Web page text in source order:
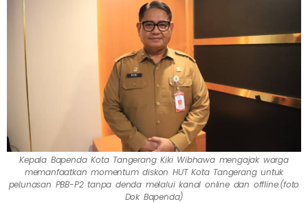
Kepala Bapenda Kota Tangerang Kiki Wibhawa mengajak warga
memanfaatkan momentum diskon HUT Kota Tangerang untuk
pelunasan PBB-P2 tanpa denda melalui kanal online dan offline.(foto
Dok Bapenda)